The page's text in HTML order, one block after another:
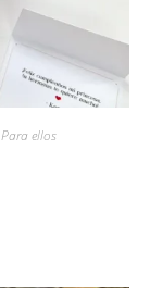
Para ellos